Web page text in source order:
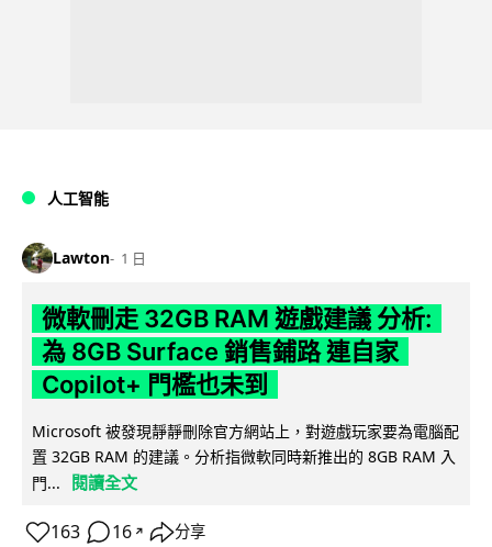
人工智能
Lawton 1 日
微軟刪走 32GB RAM 遊戲建議 分析:
為 8GB Surface 銷售鋪路 連自家
Copilot+ 門檻也未到
Microsoft 被發現靜靜刪除官方網站上，對遊戲玩家要為電腦配
置 32GB RAM 的建議。分析指微軟同時新推出的 8GB RAM 入
門...
閱讀全文
163 16 ↗ 分享